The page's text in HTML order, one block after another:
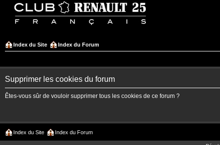
Index du Site Index du Forum
Supprimer les cookies du forum
Êtes-vous sûr de vouloir supprimer tous les cookies de ce forum ?
Index du Site Index du Forum